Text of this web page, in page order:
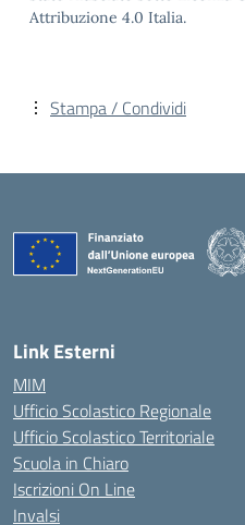
Attribuzione 4.0 Italia.
Stampa / Condividi
Link Esterni
MIM
Ufficio Scolastico Regionale
Ufficio Scolastico Territoriale
Scuola in Chiaro
Iscrizioni On Line
Invalsi